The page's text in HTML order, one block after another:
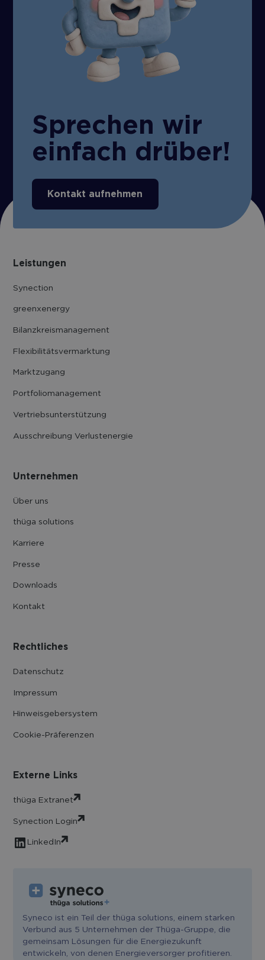
Sprechen wir
einfach drüber!
Kontakt aufnehmen
Leistungen
Synection
greenxenergy
Bilanzkreis­management
Flexibilitäts­vermarktung
Marktzugang
Portfolio­management
Vertriebs­unter­stützung
Ausschreibung Verlustenergie
Unternehmen
Über uns
thüga solutions
Karriere
Presse
Downloads
Kontakt
Rechtliches
Datenschutz
Impressum
Hinweisgebersystem
Cookie-Präferenzen
Externe Links
thüga Extranet
Synection Login
LinkedIn
Syneco ist ein Teil der thüga solutions, einem starken
Verbund aus 5 Unternehmen der Thüga-Gruppe, die
gemeinsam Lösungen für die Energiezukunft
entwickeln, von denen Energieversorger profitieren.